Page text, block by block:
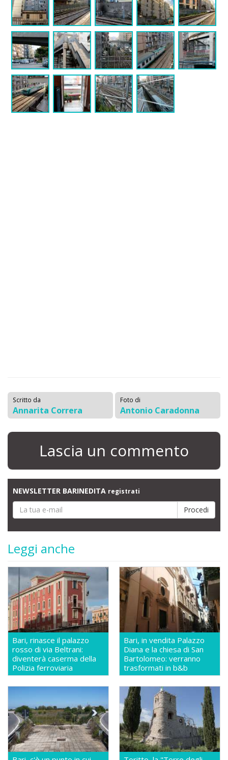
Scritto da
Annarita Correra
Foto di
Antonio Caradonna
Lascia un commento
NEWSLETTER BARINEDITA registrati
Leggi anche
Bari, rinasce il palazzo
rosso di via Beltrani:
diventerà caserma della
Polizia ferroviaria
Bari, in vendita Palazzo
Diana e la chiesa di San
Bartolomeo: verranno
trasformati in b&b